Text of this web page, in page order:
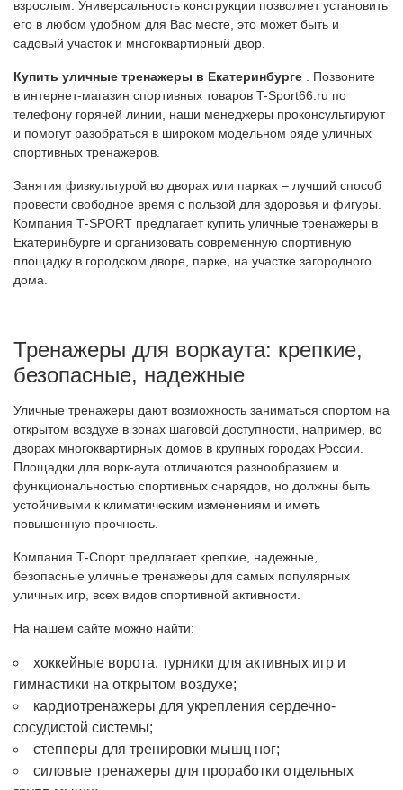
взрослым. Универсальность конструкции позволяет установить
его в любом удобном для Вас месте, это может быть и
садовый участок и многоквартирный двор.
Купить уличные тренажеры в Екатеринбурге
. Позвоните
в интернет-магазин спортивных товаров T-Sport66.ru по
телефону горячей линии, наши менеджеры проконсультируют
и помогут разобраться в широком модельном ряде уличных
спортивных тренажеров.
Занятия физкультурой во дворах или парках – лучший способ
провести свободное время с пользой для здоровья и фигуры.
Компания Т-SPORT предлагает купить уличные тренажеры в
Екатеринбурге и организовать современную спортивную
площадку в городском дворе, парке, на участке загородного
дома.
Тренажеры для воркаута: крепкие,
безопасные, надежные
Уличные тренажеры дают возможность заниматься спортом на
открытом воздухе в зонах шаговой доступности, например, во
дворах многоквартирных домов в крупных городах России.
Площадки для ворк-аута отличаются разнообразием и
функциональностью спортивных снарядов, но должны быть
устойчивыми к климатическим изменениям и иметь
повышенную прочность.
Компания Т-Спорт предлагает крепкие, надежные,
безопасные уличные тренажеры для самых популярных
уличных игр, всех видов спортивной активности.
На нашем сайте можно найти:
хоккейные ворота, турники для активных игр и
гимнастики на открытом воздухе;
кардиотренажеры для укрепления сердечно-
сосудистой системы;
степперы для тренировки мышц ног;
силовые тренажеры для проработки отдельных